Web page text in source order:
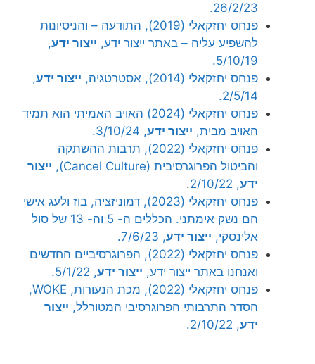
26/2/23.
פנחס יחזקאלי (2019), התודעה – והניסיונות
להשפיע עליה – באתר ייצור ידע, ייצור ידע,
5/10/19.
פנחס יחזקאלי (2014), אסטרטגיה,
ייצור ידע,
2/5/14.
פנחס יחזקאלי (2024) האויב האמיתי הוא תמיד
האויב מבית, ייצור ידע, 3/10/24.
פנחס יחזקאלי (2022), תרבות ההשתקה
והביטול הפרוגרסיבית (Cancel Culture),
ייצור
ידע, 2/10/22
.
פנחס יחזקאלי (2023), דמוניזציה, בוז ולעג אישי
הם נשק אימתני. הכללים ה- 5 וה- 13 של סול
אלינסקי, ייצור ידע, 7/6/23.
פנחס יחזקאלי (2022), הפרוגרסיביים החדשים
ואנחנו באתר ייצור ידע, ייצור ידע, 5/1/22.
פנחס יחזקאלי (2022), מכת הנעורות, WOKE,
הסדר התרבותי הפרוגרסיבי המטורלל, ייצור
ידע, 2/10/22.